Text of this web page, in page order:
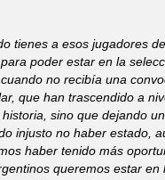
tienes a esos jugadores
poder estar en la
no recibía una
que han trascendido a
sino que dejando
injusto no haber estado,
haber tenido más
queremos estar